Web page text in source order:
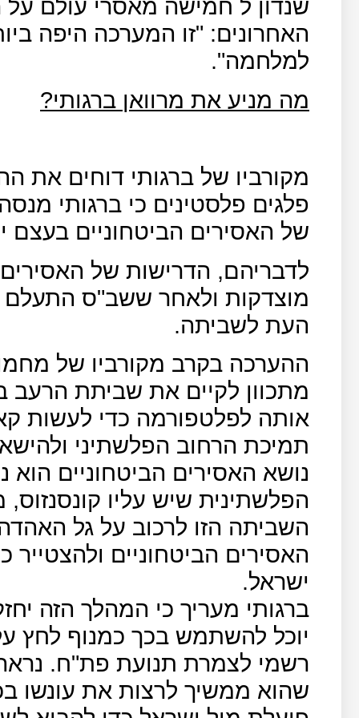
שנדון ל חמישה מאסרי עולם
האחרונים: "זו המערכה היפה
למלחמה".
מה מניע את מרוואן ברגותי?
מקורביו של ברגותי דוחים את
פלגים פלסטינים כי ברגותי
של האסירים הביטחוניים בעצם
לדבריהם, הדרישות של
מוצדקות ולאחר ששב"ס
העת לשביתה.
ההערכה בקרב מקורביו של
מתכוון לקיים את שביתת הרעב
אותה לפלטפורמה כדי לעשות
תמיכת הרחוב הפלשתיני
נושא האסירים הביטחוניים
הפלשתינית שיש עליו
השביתה הזו לרכוב על גל
האסירים הביטחוניים
ישראל.
ברגותי מעריך כי המהלך הזה
יוכל להשתמש בכך כמנוף לחץ
רשמי לצמרת תנועת פת"ח.
שהוא ממשיך לרצות את עונשו